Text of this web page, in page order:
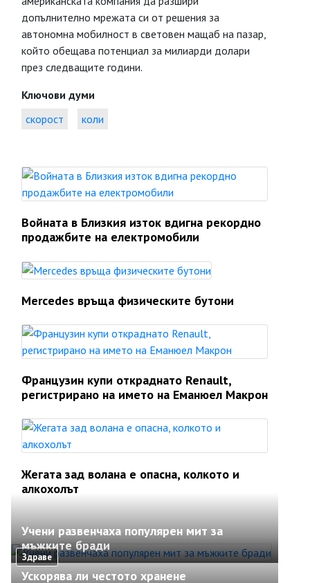
допълнително мрежата си от решения за
автономна мобилност в световен мащаб на пазар,
който обещава потенциал за милиарди долари
през следващите години.
Ключови думи
скорост
коли
Войната в Близкия изток вдигна рекордно
продажбите на електромобили
Mercedes връща физическите бутони
Французин купи откраднато Renault,
регистрирано на името на Еманюел Макрон
Жегата зад волана е опасна, колкото и
алкохолът
Здраве
Учени развенчаха популярен мит за
мъжките бради
Ускорява ли честото хранене